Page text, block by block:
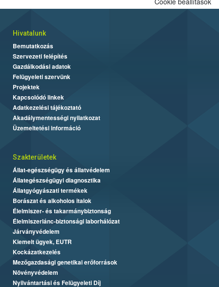
Hivatalunk
Bemutatkozás
Szervezeti felépítés
Gazdálkodási adatok
Felügyeleti szervünk
Projektek
Kapcsolódó linkek
Adatkezelési tájékoztató
Akadálymentességi nyilatkozat
Üzemeltetési információ
Szakterületek
Állat-egészségügy és állatvédelem
Állategészségügyi diagnosztika
Állatgyógyászati termékek
Borászat és alkoholos italok
Élelmiszer- és takarmánybiztonság
Élelmiszerlánc-biztonsági laborhálózat
Járványvédelem
Kiemelt ügyek, EUTR
Kockázatkezelés
Mezőgazdasági genetikai erőforrások
Növényvédelem
Nyilvántartási és Felügyeleti Díj